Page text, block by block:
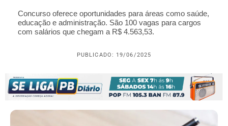
Concurso oferece oportunidades para áreas como saúde,
educação e administração. São 100 vagas para cargos
com salários que chegam a R$ 4.563,53.
PUBLICADO: 19/06/2025